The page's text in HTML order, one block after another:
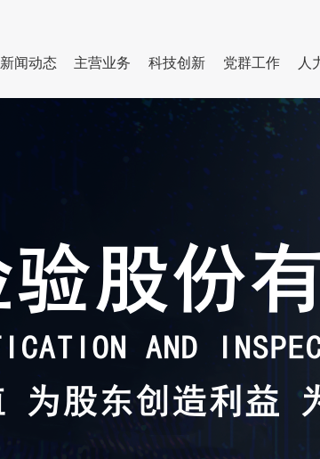
管理团队
新闻动态
集团动态
通知公告
主营业务
行业服务 认证服务
科技创新
科研平台
成果奖励
党群工作
党建活动
学习教育
学习二十
人
人才队伍 专家队伍
企业基本信息
员工招聘信息
其他公开信息